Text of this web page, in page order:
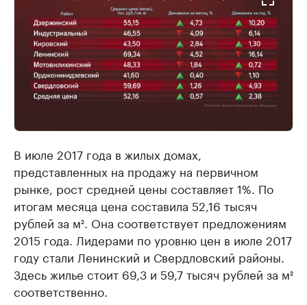
В июле 2017 года в жилых домах,
представленных на продажу на первичном
рынке, рост средней цены составляет 1%. По
итогам месяца цена составила 52,16 тысяч
рублей за м². Она соответствует предложениям
2015 года. Лидерами по уровню цен в июле 2017
году стали Ленинский и Свердловский районы.
Здесь жилье стоит 69,3 и 59,7 тысяч рублей за м²
соответственно.